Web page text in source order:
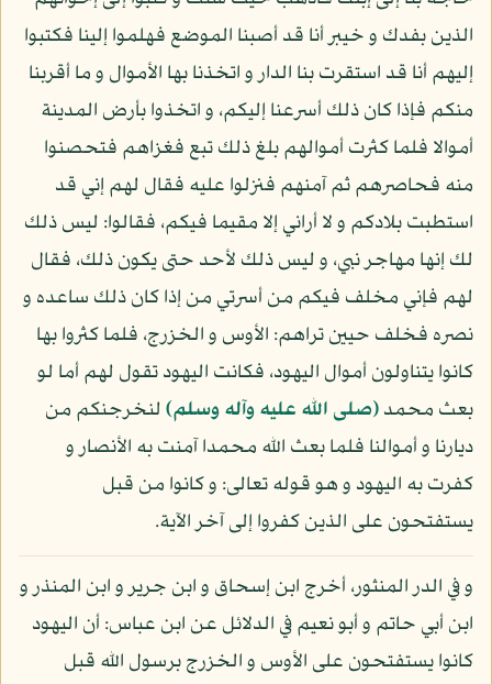
الذين بفدك و خيبر أنا قد أصبنا الموضع فهلموا إلينا فكتبوا
إليهم أنا قد استقرت بنا الدار و اتخذنا بها الأموال و ما أقربنا
منكم فإذا كان ذلك أسرعنا إليكم، و اتخذوا بأرض المدينة
أموالا فلما كثرت أموالهم بلغ ذلك تبع فغزاهم فتحصنوا
منه فحاصرهم ثم آمنهم فنزلوا عليه فقال لهم إني قد
استطبت بلادكم و لا أراني إلا مقيما فيكم، فقالوا: ليس ذلك
لك إنها مهاجر نبي، و ليس ذلك لأحد حتى يكون ذلك، فقال
لهم فإني مخلف فيكم من أسرتي من إذا كان ذلك ساعده و
نصره فخلف حيين تراهم: الأوس و الخزرج، فلما كثروا بها
كانوا يتناولون أموال اليهود، فكانت اليهود تقول لهم أما لو
بعث محمد(صلى الله عليه وآله وسلم)لنخرجنكم من
ديارنا و أموالنا فلما بعث الله محمدا آمنت به الأنصار و
كفرت به اليهود و هو قوله تعالى: و كانوا من قبل
يستفتحون على الذين كفروا إلى آخر الآية.
و في الدر المنثور، أخرج ابن إسحاق و ابن جرير و ابن المنذر و
ابن أبي حاتم و أبو نعيم في الدلائل عن ابن عباس: أن اليهود
كانوا يستفتحون على الأوس و الخزرج برسول الله قبل